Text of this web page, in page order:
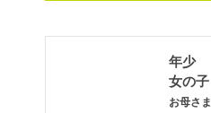
年少
女の子
お母さま